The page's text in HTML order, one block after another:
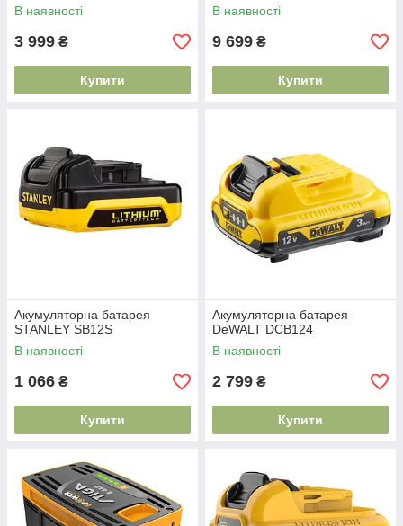
В наявності
3 999 ₴
Купити
В наявності
9 699 ₴
Купити
Акумуляторна батарея
STANLEY SB12S
В наявності
1 066 ₴
Купити
Акумуляторна батарея
DeWALT DCB124
В наявності
2 799 ₴
Купити